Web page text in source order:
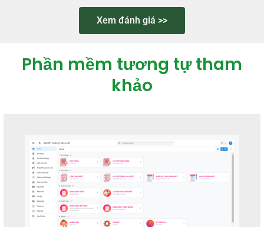
Xem đánh giá >>
Phần mềm tương tự tham
khảo